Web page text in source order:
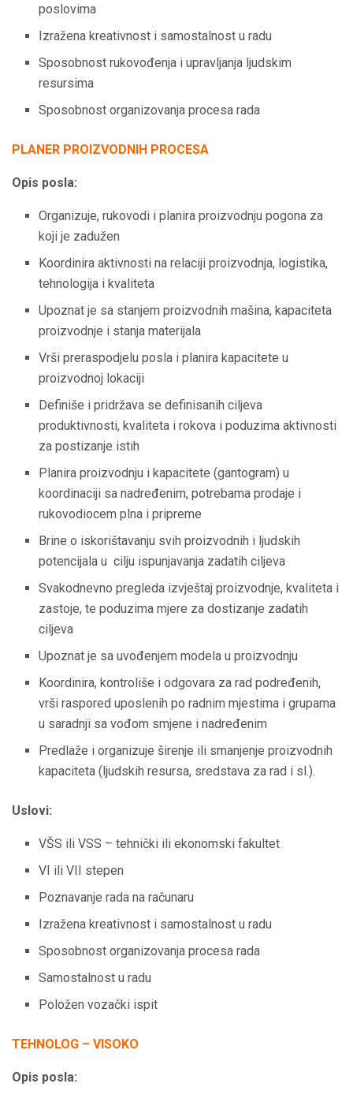
poslovima
Izražena kreativnost i samostalnost u radu
Sposobnost rukovođenja i upravljanja ljudskim
resursima
Sposobnost organizovanja procesa rada
PLANER PROIZVODNIH PROCESA
Opis posla:
Organizuje, rukovodi i planira proizvodnju pogona za
koji je zadužen
Koordinira aktivnosti na relaciji proizvodnja, logistika,
tehnologija i kvaliteta
Upoznat je sa stanjem proizvodnih mašina, kapaciteta
proizvodnje i stanja materijala
Vrši preraspodjelu posla i planira kapacitete u
proizvodnoj lokaciji
Definiše i pridržava se definisanih ciljeva
produktivnosti, kvaliteta i rokova i poduzima aktivnosti
za postizanje istih
Planira proizvodnju i kapacitete (gantogram) u
koordinaciji sa nadređenim, potrebama prodaje i
rukovodiocem plna i pripreme
Brine o iskorištavanju svih proizvodnih i ljudskih
potencijala u cilju ispunjavanja zadatih ciljeva
Svakodnevno pregleda izvještaj proizvodnje, kvaliteta i
zastoje, te poduzima mjere za dostizanje zadatih
ciljeva
Upoznat je sa uvođenjem modela u proizvodnju
Koordinira, kontroliše i odgovara za rad podređenih,
vrši raspored uposlenih po radnim mjestima i grupama
u saradnji sa vođom smjene i nadređenim
Predlaže i organizuje širenje ili smanjenje proizvodnih
kapaciteta (ljudskih resursa, sredstava za rad i sl.).
Uslovi:
VŠS ili VSS – tehnički ili ekonomski fakultet
VI ili VII stepen
Poznavanje rada na računaru
Izražena kreativnost i samostalnost u radu
Sposobnost organizovanja procesa rada
Samostalnost u radu
Položen vozački ispit
TEHNOLOG – VISOKO
Opis posla: